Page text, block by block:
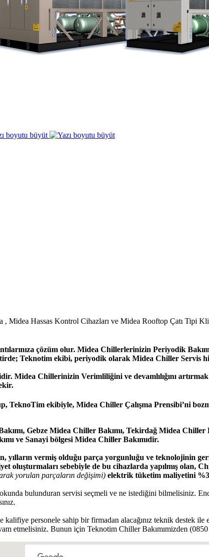
boyutu büyüt
Midea Hassas Kontrol Cihazları ve Midea Rooftop Çatı Tipi
çözüm olur. Midea Chillerlerinizin Periyodik
Teknotim ekibi, periyodik olarak Midea Chiller Servis
Midea Chillerinizin Verimliliğini ve devamlılığını
TeknoTim ekibiyle, Midea Chiller Çalışma Prensibi’ni
Gebze Midea Chiller Bakımı, Tekirdağ Midea Chiller
ve Sanayi bölgesi Midea Chiller Bakımıdir.
yılların vermiş olduğu parça yorgunluğu ve teknolojinin
oluşturmaları sebebiyle de bu cihazlarda yapılmış olan,
yorulan parçaların değişimi) elektrik tüketim maliyetini
bulunduran servisi seçmeli ve ne istediğini bilmelisiniz.
personele sahip bir firmadan alacağınız teknik destek ile
etmelisiniz. Bunun için Teknotim Chiller Bakımımizden